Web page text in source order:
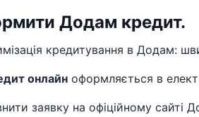
Додам кредит.
кредитування в Додам:
онлайн оформляється в
заявку на офіційному сайті